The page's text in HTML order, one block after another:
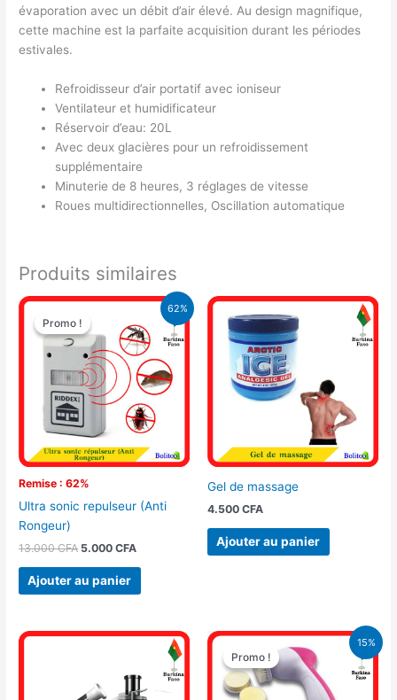
évaporation avec un débit d’air élevé. Au design magnifique,
cette machine est la parfaite acquisition durant les périodes
estivales.
Refroidisseur d’air portatif avec ioniseur
Ventilateur et humidificateur
Réservoir d’eau: 20L
Avec deux glacières pour un refroidissement
supplémentaire
Minuterie de 8 heures, 3 réglages de vitesse
Roues multidirectionnelles, Oscillation automatique
Produits similaires
62%
Promo !
Remise : 62%
Promo !
Ultra sonic repulseur (Anti
Rongeur)
13.000CFA
Le
prix
initial
était :
13.000 CFA.
5.000CFA
Le
actuel
est :
5.000 CFA.
Ajouter au panier
Gel de massage
4.500 CFA
Ajouter au panier
15%
Promo !
Promo !
Le
prix
initial
était :
4.100 CFA.
Le
actuel
est :
3.500 CFA.